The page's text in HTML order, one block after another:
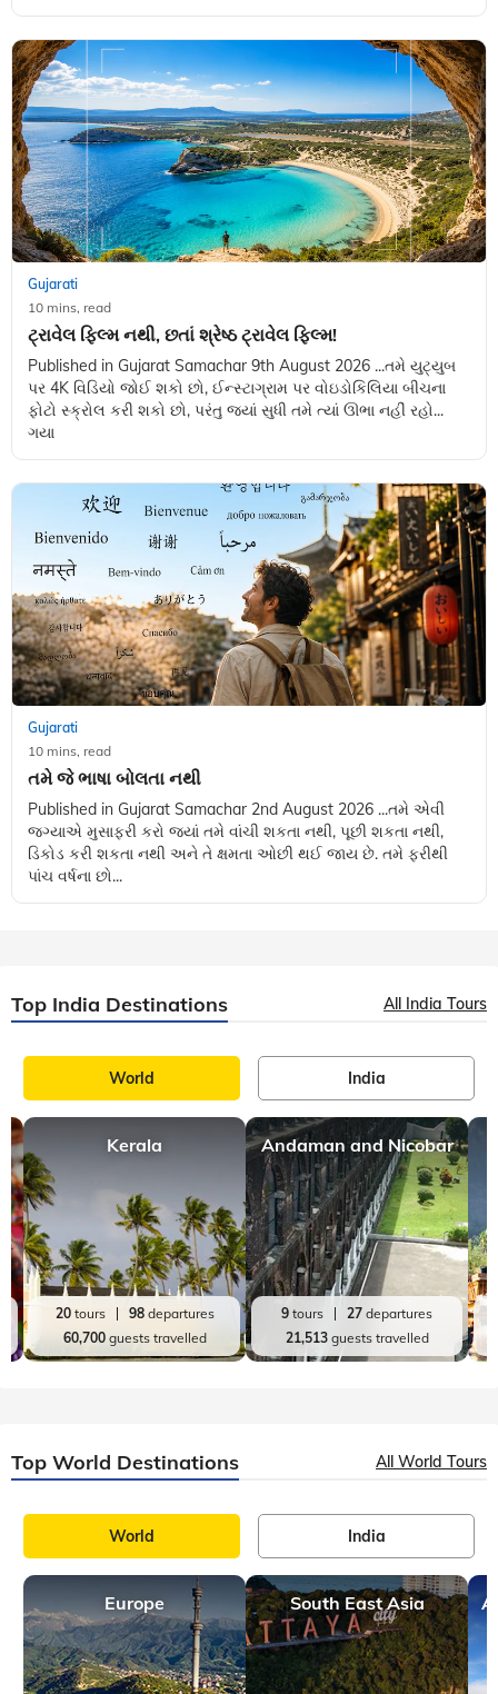
Gujarati
10 mins, read
ટ્રાવેલ ફિલ્મ નથી, છતાં શ્રેષ્ઠ ટ્રાવેલ ફિલ્મ!
Published in Gujarat Samachar 9th August 2026 ...તમે યુટ્યુબ
પર 4K વિડિયો જોઈ શકો છો, ઈન્સ્ટાગ્રામ પર વોઇડોકિલિયા બીચના
ફોટો સ્ક્રોલ કરી શકો છો, પરંતુ જ્યાં સુધી તમે ત્યાં ઊભા નહીં રહો...
ગયા
Gujarati
10 mins, read
તમે જે ભાષા બોલતા નથી
Published in Gujarat Samachar 2nd August 2026 ...તમે એવી
જગ્યાએ મુસાફરી કરો જ્યાં તમે વાંચી શકતા નથી, પૂછી શકતા નથી,
ડિકોડ કરી શકતા નથી અને તે ક્ષમતા ઓછી થઈ જાય છે. તમે ફરીથી
પાંચ વર્ષના છો...
Top India Destinations All India Tours
World India
Kerala
20tours 98departures
60,700guests travelled
Andaman and Nicobar
9 tours 27 departures
21,513guests travelled
Top World Destinations All World Tours
World India
Europe South East Asia